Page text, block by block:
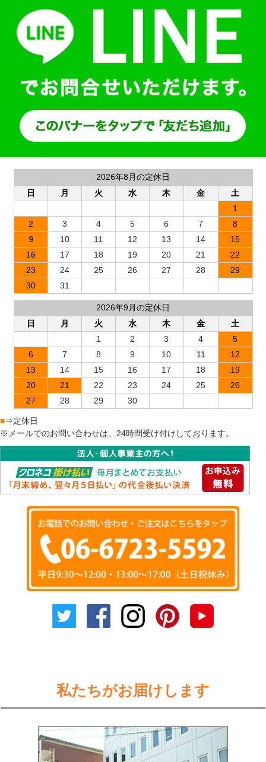
2026年8月の定休日
日
月 火 水 木 金
土
1
2
3 4 5 6 7
8
9
10 11 12 13 14
15
16
17 18 19 20 21
22
23
24 25 26 27 28
29
30
31
2026年9月の定休日
日
月 火 水 木 金
土
1
2 3 4
5
6
7 8 9 10 11
12
13
14 15 16 17 18
19
20
21 22 23 24 25
26
27
28 29 30
■⇒定休日
※メールでのお問い合わせは、24時間受け付けしております。
私たちがお届けします